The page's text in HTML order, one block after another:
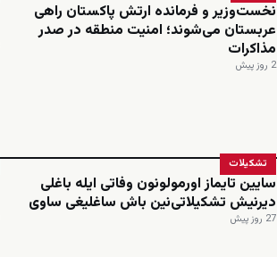
نخست‌وزیر و فرمانده ارتش پاکستان راهی
عربستان می‌شوند؛ امنیت منطقه در صدر
مذاکرات
2 روز پیش
تشکیلات
سایین تایماز اورمولونون وفاتی ایله باغلی
دیرنیش تشکیلاتی‌نین باش ساغلیغی ساوی
27 روز پیش